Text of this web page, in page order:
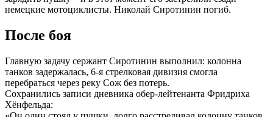
немецкие мотоциклисты. Николай Сиротинин погиб.
После боя
Главную задачу сержант Сиротинин выполнил: колонна
танков задержалась, 6-я стрелковая дивизия смогла
перебраться через реку Сож без потерь.
Сохранились записи дневника обер-лейтенанта Фридриха
Хёнфельда: